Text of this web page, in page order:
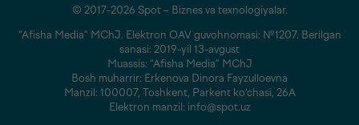
© 2017-2026 Spot – Biznes va texnologiyalar.
“Afisha Media” MChJ. Elektron OAV guvohnomasi: №1207. Berilgan
sanasi: 2019-yil 13-avgust
Muassis: “Afisha Media” MChJ
Bosh muharrir: Erkenova Dinora Fayzulloevna
Manzil: 100007, Toshkent, Parkent ko‘chasi, 26A
Elektron manzil: info@spot.uz